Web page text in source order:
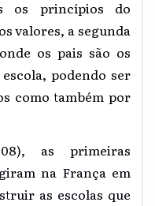
os princípios do
valores, a segunda
os pais são os
podendo ser
como também por
as primeiras
na França em
as escolas que